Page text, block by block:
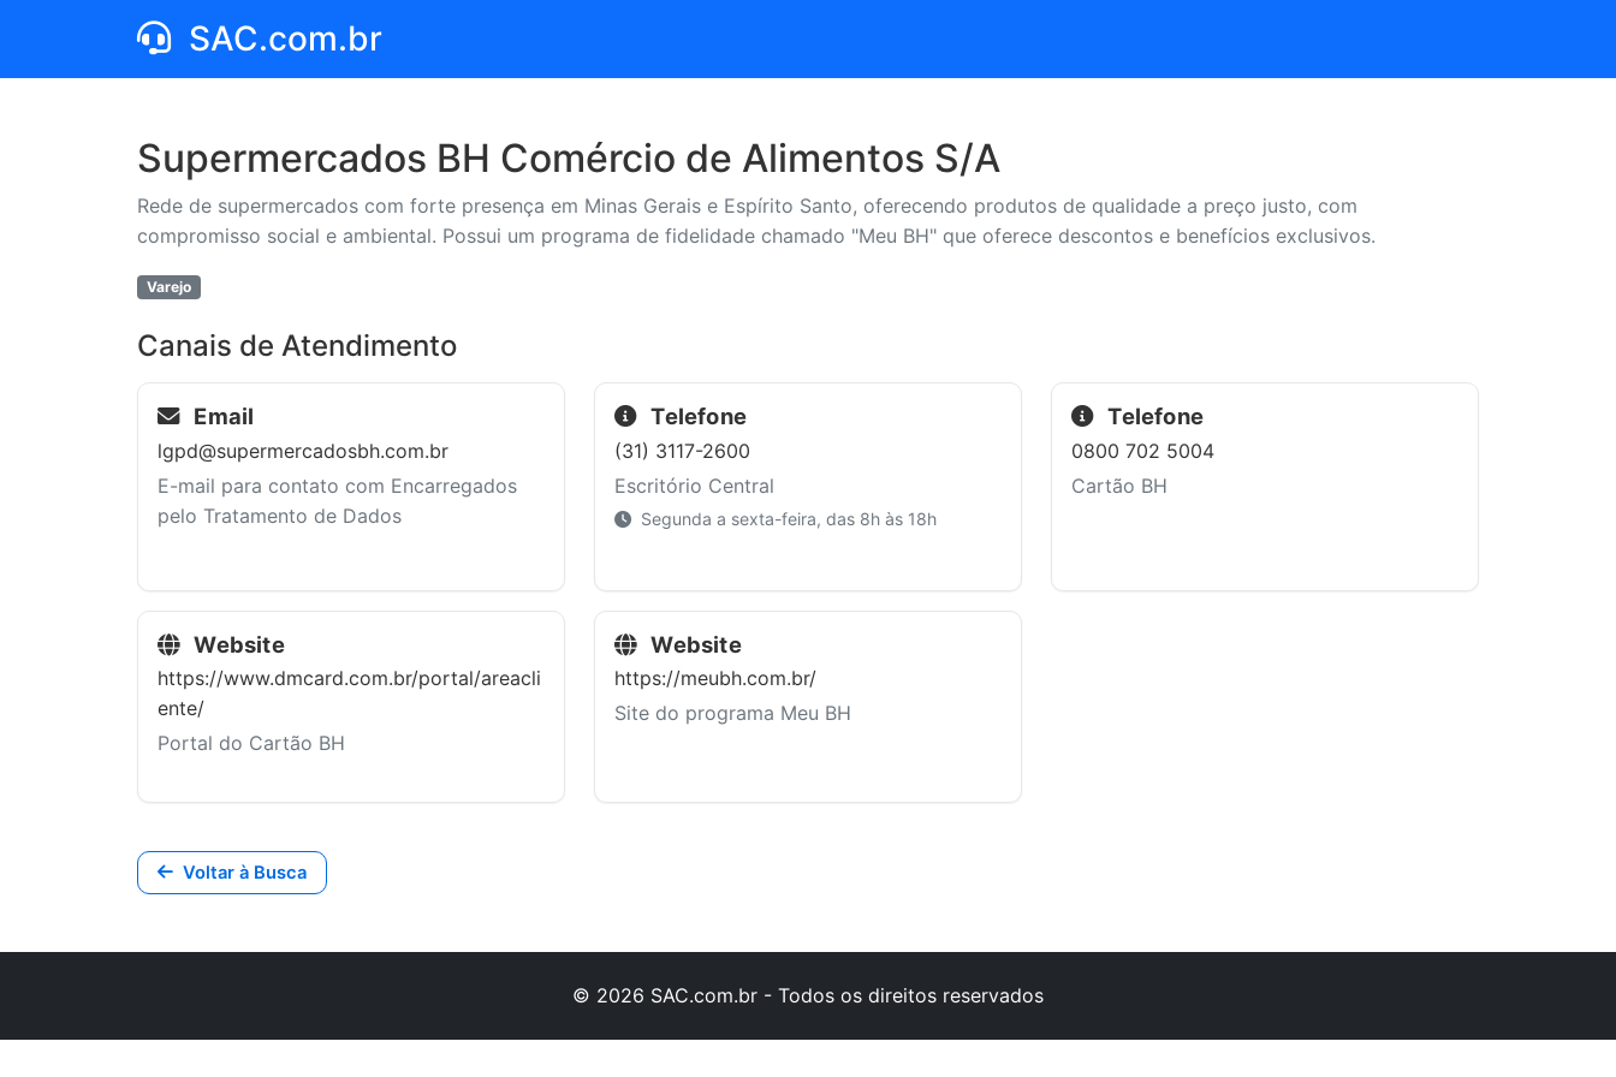
SAC.com.br
Supermercados BH Comércio de Alimentos S/A
Rede de supermercados com forte presença em Minas Gerais e Espírito Santo, oferecendo produtos de qualidade a preço justo, com
compromisso social e ambiental. Possui um programa de fidelidade chamado "Meu BH" que oferece descontos e benefícios exclusivos.
Varejo
Canais de Atendimento
Email
lgpd@supermercadosbh.com.br
E-mail para contato com Encarregados
pelo Tratamento de Dados
Telefone
(31) 3117-2600
Escritório Central
Segunda a sexta-feira, das 8h às 18h
Telefone
0800 702 5004
Cartão BH
Website
https://www.dmcard.com.br/portal/areacli
ente/
Portal do Cartão BH
Website
https://meubh.com.br/
Site do programa Meu BH
Voltar à Busca
© 2026 SAC.com.br - Todos os direitos reservados